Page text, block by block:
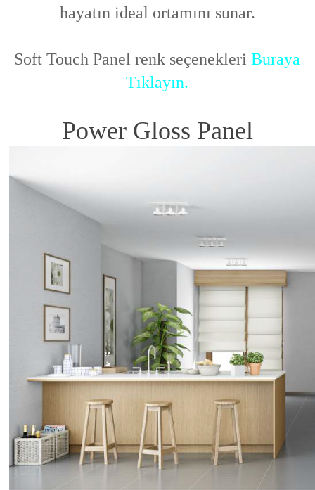
hayatın ideal ortamını sunar.
Soft Touch Panel renk seçenekleriBuraya
Tıklayın.
Power Gloss Panel